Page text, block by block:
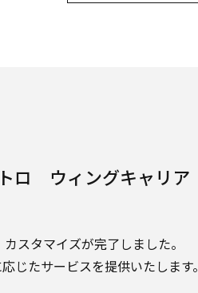
トロ ウィングキャリア
スタマイズが完了しました。
じたサービスを提供いたします。